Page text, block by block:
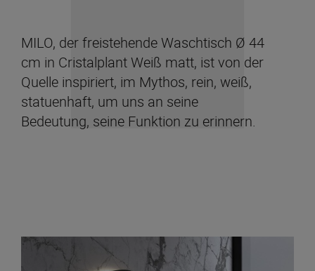
MILO, der freistehende Waschtisch Ø 44
cm in Cristalplant Weiß matt, ist von der
Quelle inspiriert, im Mythos, rein, weiß,
statuenhaft, um uns an seine
Bedeutung, seine Funktion zu erinnern.